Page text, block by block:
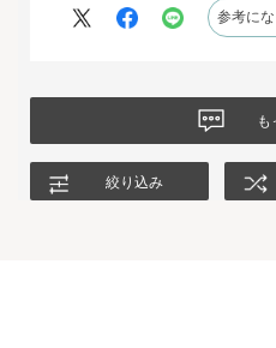
は、生地もデザインも大満足、
参考に
も
絞り込み